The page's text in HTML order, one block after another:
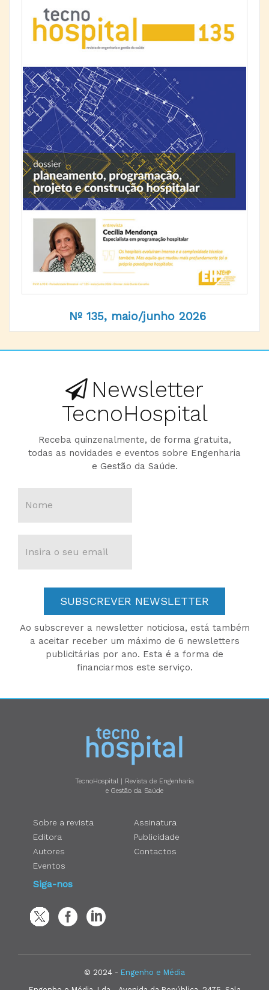
Nº 135, maio/junho 2026
Newsletter
TecnoHospital
Receba quinzenalmente, de forma gratuita,
todas as novidades e eventos sobre Engenharia
e Gestão da Saúde.
SUBSCREVER NEWSLETTER
Ao subscrever a newsletter noticiosa, está também
a aceitar receber um máximo de 6 newsletters
publicitárias por ano. Esta é a forma de
financiarmos este serviço.
TecnoHospital | Revista de Engenharia
e Gestão da Saúde
Sobre a revista
Editora
Autores
Eventos
Assinatura
Publicidade
Contactos
Siga-nos
© 2024 - Engenho e Média